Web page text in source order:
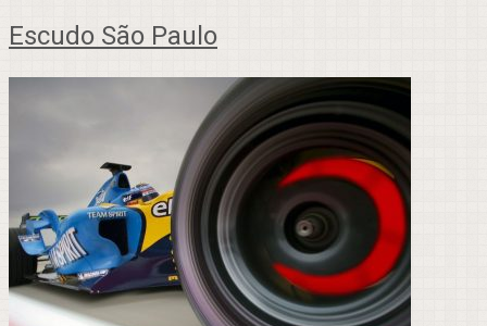
Escudo São Paulo